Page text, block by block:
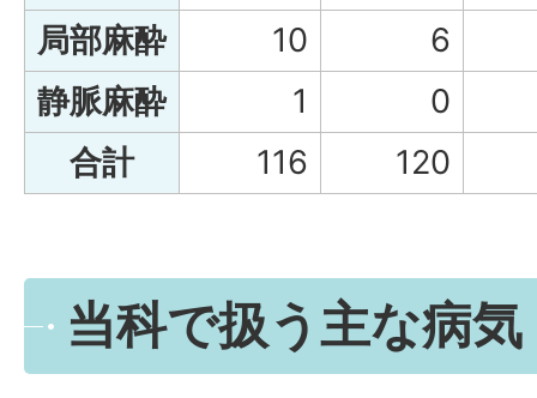
局部麻酔
10
6
静脈麻酔
1
0
合計
116 120
当科で扱う主な病